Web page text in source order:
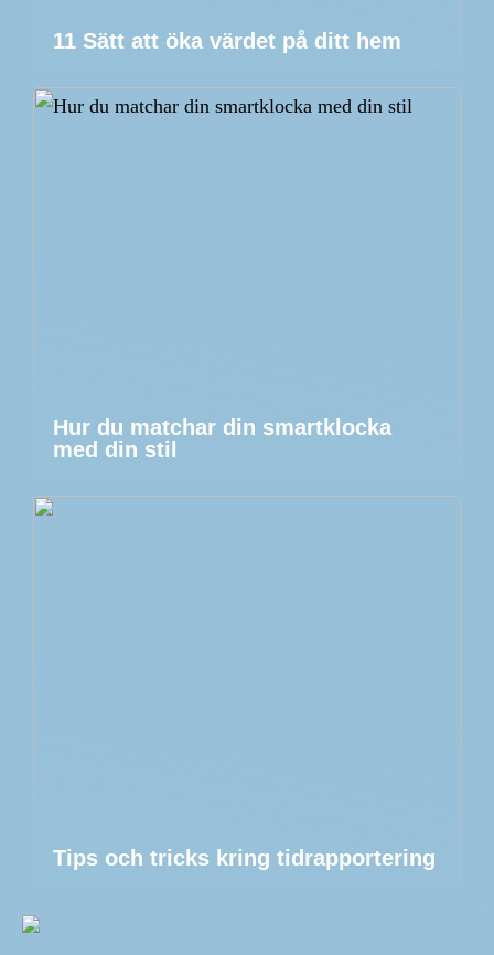
11 Sätt att öka värdet på ditt hem
Hur du matchar din smartklocka
med din stil
Tips och tricks kring tidrapportering